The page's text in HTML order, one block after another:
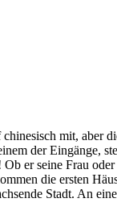
mit, aber
der Eingänge,
er seine Frau
die ersten
Stadt. An